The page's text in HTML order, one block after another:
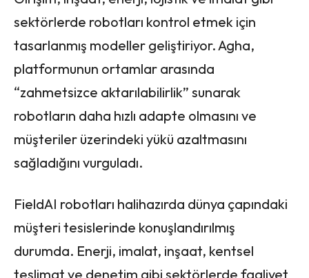
sektörlerde robotları kontrol etmek için
tasarlanmış modeller geliştiriyor. Agha,
platformunun ortamlar arasında
“zahmetsizce aktarılabilirlik” sunarak
robotların daha hızlı adapte olmasını ve
müşteriler üzerindeki yükü azaltmasını
sağladığını vurguladı.
FieldAI robotları halihazırda dünya çapındaki
müşteri tesislerinde konuşlandırılmış
durumda. Enerji, imalat, inşaat, kentsel
teslimat ve denetim gibi sektörlerde faaliyet